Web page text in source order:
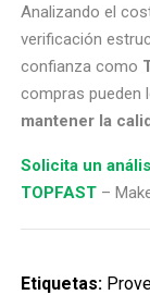
Analizando el
verificación
confianza como
compras pueden
mantener la
Solicita un
TOPFAST –
Etiquetas: